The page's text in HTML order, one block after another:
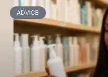
ADVICE